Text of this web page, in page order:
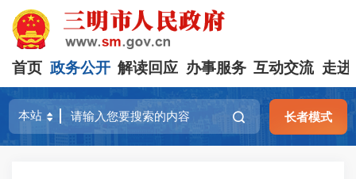
首页 政务公开 解读回应 办事服务 互动交流 走进
长者模式